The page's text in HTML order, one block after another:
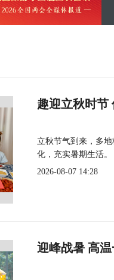
趣迎立秋时节
立秋节气到来，多
化，充实暑期生活。
2026-08-07 14:28
迎峰战暑 高